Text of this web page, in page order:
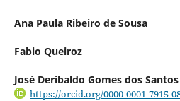
Ana Paula Ribeiro de Sousa
Fabio Queiroz
José Deribaldo Gomes dos Santos
https://orcid.org/0000-0001-7915-